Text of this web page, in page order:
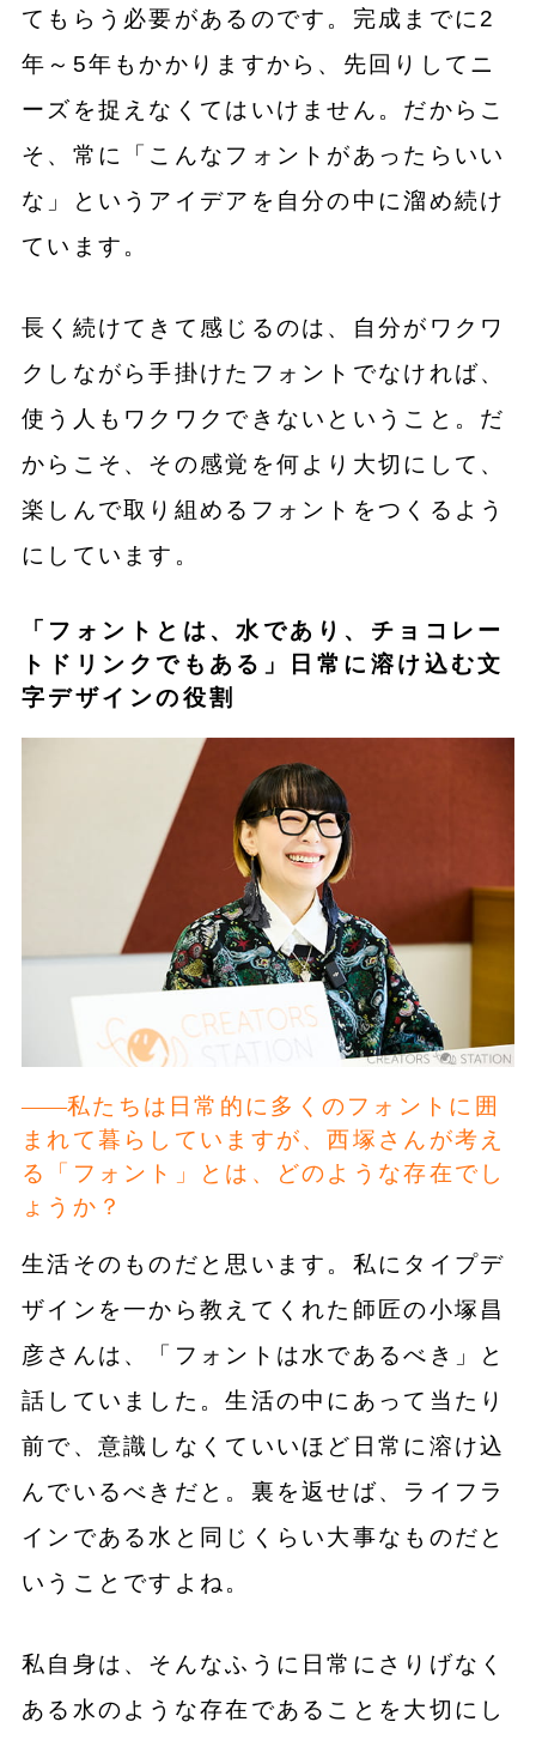
てもらう必要があるのです。完成までに2
年～5年もかかりますから、先回りしてニ
ーズを捉えなくてはいけません。だからこ
そ、常に「こんなフォントがあったらいい
な」というアイデアを自分の中に溜め続け
ています。
長く続けてきて感じるのは、自分がワクワ
クしながら手掛けたフォントでなければ、
使う人もワクワクできないということ。だ
からこそ、その感覚を何より大切にして、
楽しんで取り組めるフォントをつくるよう
にしています。
「フォントとは、水であり、チョコレー
トドリンクでもある」日常に溶け込む文
字デザインの役割
私たちは日常的に多くのフォントに囲
まれて暮らしていますが、西塚さんが考え
る「フォント」とは、どのような存在でし
ょうか？
生活そのものだと思います。私にタイプデ
ザインを一から教えてくれた師匠の小塚昌
彦さんは、「フォントは水であるべき」と
話していました。生活の中にあって当たり
前で、意識しなくていいほど日常に溶け込
んでいるべきだと。裏を返せば、ライフラ
インである水と同じくらい大事なものだと
いうことですよね。
私自身は、そんなふうに日常にさりげなく
ある水のような存在であることを大切にし